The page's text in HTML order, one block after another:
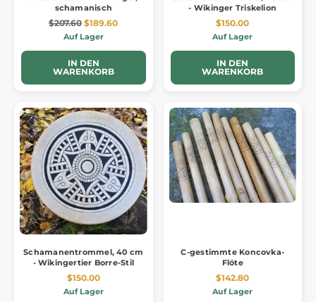
schamanisch
$207.60 $189.60
Auf Lager
IN DEN
WARENKORB
- Wikinger Triskelion
$150.00
Auf Lager
IN DEN
WARENKORB
Schamanentrommel, 40 cm
- Wikingertier Borre-Stil
$150.00
Auf Lager
C-gestimmte Koncovka-
Flöte
$142.80
Auf Lager